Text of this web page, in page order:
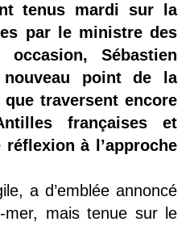
tenus mardi sur la
par le ministre des
Sébastien
point de la
traversent encore
françaises et
à l’approche
a d’emblée annoncé
mer, mais tenue sur le